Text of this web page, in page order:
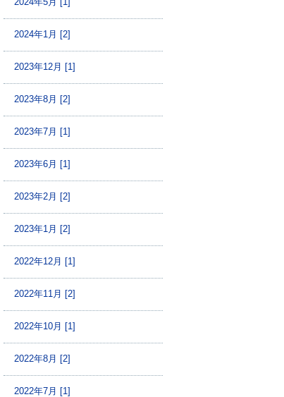
2024年5月 [1]
2024年1月 [2]
2023年12月 [1]
2023年8月 [2]
2023年7月 [1]
2023年6月 [1]
2023年2月 [2]
2023年1月 [2]
2022年12月 [1]
2022年11月 [2]
2022年10月 [1]
2022年8月 [2]
2022年7月 [1]